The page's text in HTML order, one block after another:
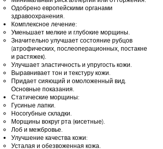
Одобрено европейскими органами
здравоохранения.
Комплексное лечение:
Уменьшает мелкие и глубокие морщины.
Значительно улучшает состояние рубцов
(атрофических, послеоперационных, постакне
и растяжек).
Улучшает эластичность и упругость кожи.
Выравнивает тон и текстуру кожи.
Придает сияющий и омоложенный вид.
Основные показания.
Статические морщины:
Гусиные лапки.
Носогубные складки.
Морщины вокруг рта (кисетные).
Лоб и межбровье.
Улучшение качества кожи:
Усталая и обезвоженная кожа.